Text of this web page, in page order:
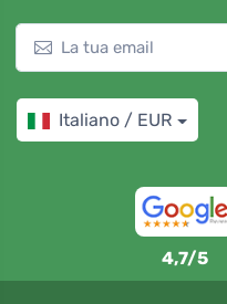
Italiano / EUR
4,7/5